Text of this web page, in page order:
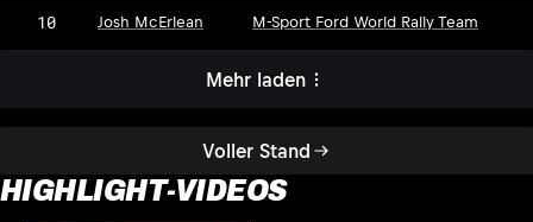
Voller Stand
10 Josh McErlean M-Sport Ford World Rally Team
Mehr laden
HIGHLIGHT-VIDEOS